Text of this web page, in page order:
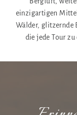
einzigartigen
Wälder, glitzernde
die jede Tour zu